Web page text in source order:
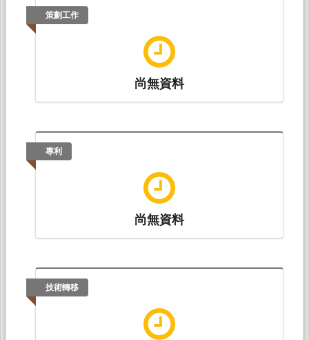
策劃工作
尚無資料
專利
尚無資料
技術轉移